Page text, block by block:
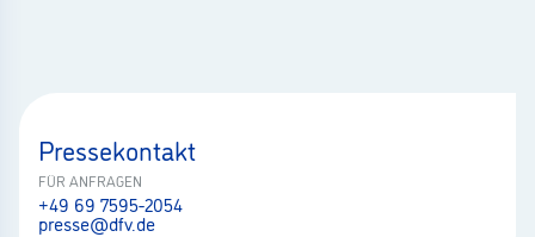
Pressekontakt
FÜR ANFRAGEN
+49 69 7595-2054
presse@dfv.de